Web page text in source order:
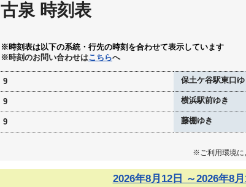
古泉 時刻表
※時刻表は以下の系統・行先の時刻を合わせて表示しています
※時刻のお問い合わせはこちらへ
9 保土ケ谷駅東口ゆ
9 横浜駅前ゆき
9 藤棚ゆき
※ご利用環境に
2026年8月12日 ～2026年8